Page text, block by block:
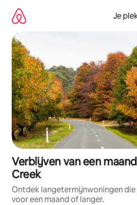
direct
naar
inhoud
Je
Verblijven van een
Creek
Ontdek langetermijnwoningen die
voor een maand of langer.